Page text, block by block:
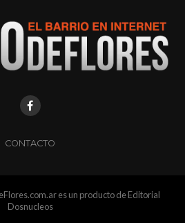
CONTACTO
es un producto de Editorial
Dosnucleos